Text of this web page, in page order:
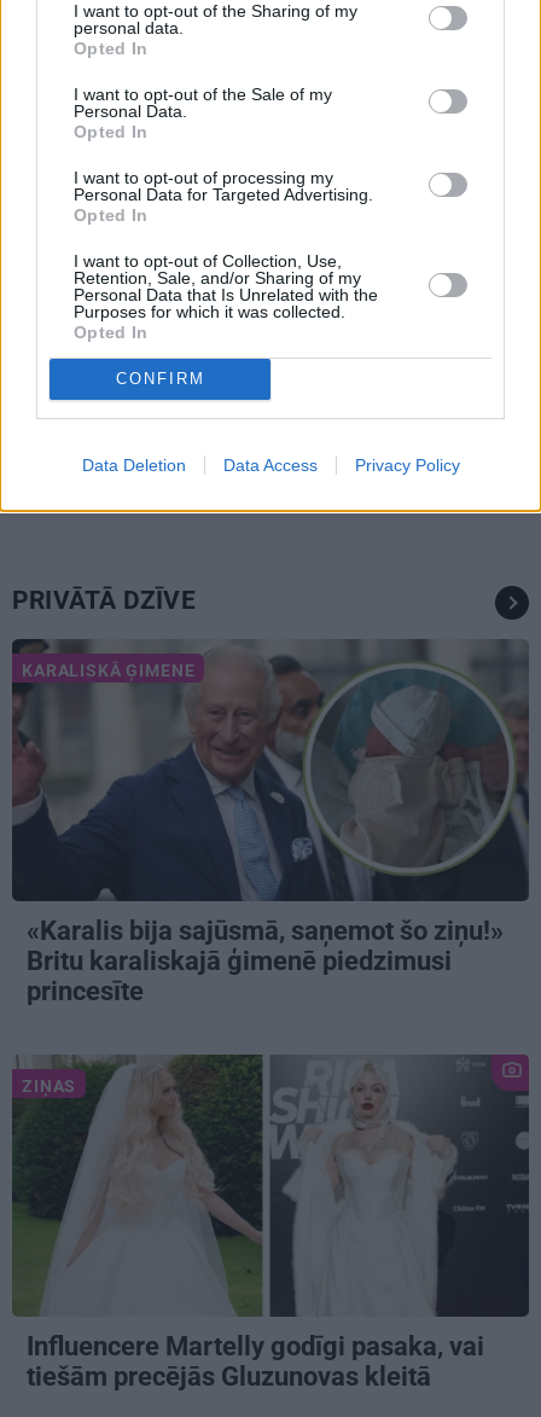
I want to opt-out of the Sharing of my
personal data.
Opted In
I want to opt-out of the Sale of my
Personal Data.
Opted In
I want to opt-out of processing my
Personal Data for Targeted Advertising.
Opted In
I want to opt-out of Collection, Use,
Retention, Sale, and/or Sharing of my
Personal Data that Is Unrelated with the
Purposes for which it was collected.
Opted In
CONFIRM
Data Deletion Data Access Privacy Policy
Ražotāji spiesti piekāpties – visā
FOTO: Klostera dzīves noslēpumi –
ielūkojamies Viļānu Svētā Alberta
Lielā klostera tēvu ikdienā
PERSONĪBAS
«Mana eksistences forma kopš
bērnības – cīņa.» Lauris Dzelzītis par
panikas lēkmēm, vientulību un
PRIVĀTĀ DZĪVE
KARALISKĀ ĢIMENE
«Karalis bija sajūsmā, saņemot šo ziņu!»
Britu karaliskajā ģimenē piedzimusi
princesīte
ZIŅAS
Influencere Martelly godīgi pasaka, vai
tiešām precējās Gluzunovas kleitā